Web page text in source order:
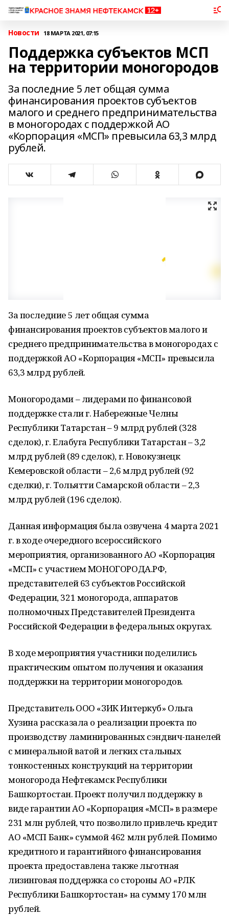
Новости 18 МАРТА 2021, 07:15
Поддержка субъектов МСП
на территории моногородов
За последние 5 лет общая сумма
финансирования проектов субъектов
малого и среднего предпринимательства
в моногородах с поддержкой АО
«Корпорация «МСП» превысила 63,3 млрд
рублей.
За последние 5 лет общая сумма
финансирования проектов субъектов малого и
среднего предпринимательства в моногородах с
поддержкой АО «Корпорация «МСП» превысила
63,3 млрд рублей.
Моногородами – лидерами по финансовой
поддержке стали г. Набережные Челны
Республики Татарстан – 9 млрд рублей (328
сделок), г. Елабуга Республики Татарстан – 3,2
млрд рублей (89 сделок), г. Новокузнецк
Кемеровской области – 2,6 млрд рублей (92
сделки), г. Тольятти Самарской области – 2,3
млрд рублей (196 сделок).
Данная информация была озвучена 4 марта 2021
г. в ходе очередного всероссийского
мероприятия, организованного АО «Корпорация
«МСП» с участием МОНОГОРОДА.РФ,
представителей 63 субъектов Российской
Федерации, 321 моногорода, аппаратов
полномочных Представителей Президента
Российской Федерации в федеральных округах.
В ходе мероприятия участники поделились
практическим опытом получения и оказания
поддержки на территории моногородов.
Представитель ООО «ЗИК Интеркуб» Ольга
Хузина рассказала о реализации проекта по
производству ламинированных сэндвич-панелей
с минеральной ватой и легких стальных
тонкостенных конструкций на территории
моногорода Нефтекамск Республики
Башкортостан. Проект получил поддержку в
виде гарантии АО «Корпорация «МСП» в размере
231 млн рублей, что позволило привлечь кредит
АО «МСП Банк» суммой 462 млн рублей. Помимо
кредитного и гарантийного финансирования
проекта предоставлена также льготная
лизинговая поддержка со стороны АО «РЛК
Республики Башкортостан» на сумму 170 млн
рублей.